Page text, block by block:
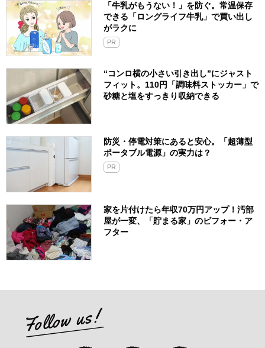
「牛乳がもうない！」を防ぐ。常温保存
できる「ロングライフ牛乳」で買い出し
がラクに
PR
“コンロ横の小さい引き出し”にジャスト
フィット。110円「調味料ストッカー」で
砂糖と塩をすっきり収納できる
防災・停電対策にあると安心。「超薄型
ポータブル電源」の実力は？​
PR
家を片付けたら年収70万円アップ！汚部
屋が一変、「貯まる家」のビフォー・ア
フター